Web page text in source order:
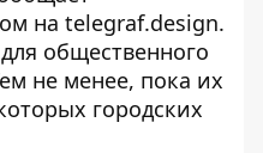
на telegraf.design.
общественного
не менее, пока их
городских